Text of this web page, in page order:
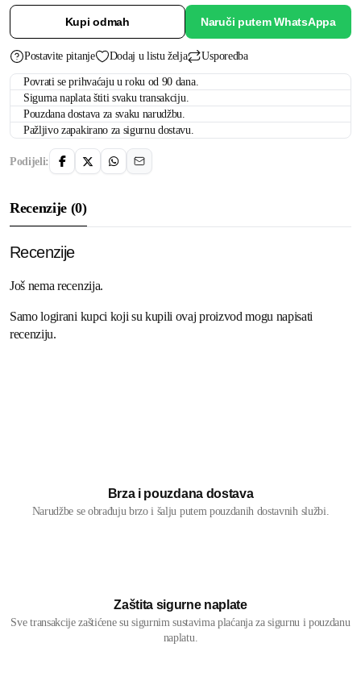
Kupi odmah Naruči putem WhatsAppa
Postavite pitanje Dodaj u listu želja Usporedba
Povrati se prihvaćaju u roku od 90 dana.
Sigurna naplata štiti svaku transakciju.
Pouzdana dostava za svaku narudžbu.
Pažljivo zapakirano za sigurnu dostavu.
Podijeli:
Recenzije (0)
Recenzije
Još nema recenzija.
Samo logirani kupci koji su kupili ovaj proizvod mogu napisati
recenziju.
Brza i pouzdana dostava
Narudžbe se obrađuju brzo i šalju putem pouzdanih dostavnih službi.
Zaštita sigurne naplate
Sve transakcije zaštićene su sigurnim sustavima plaćanja za sigurnu i pouzdanu
naplatu.